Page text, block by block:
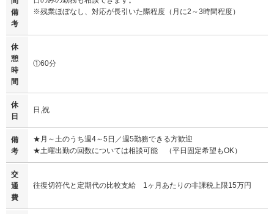
備
考
※残業ほぼなし、対応が長引いた際程度（月に2～3時間程度）
休
憩
時
間
①60分
休
日
日,祝
備
考
★月～土のうち週4～5日／週5勤務できる方歓迎
★土曜出勤の回数については相談可能 （平日固定希望もOK）
交
通
費
往復切符代と定期代の比較支給 1ヶ月あたりの非課税上限15万円